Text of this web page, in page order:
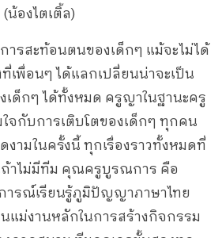
น้องไตเติ้ล)
รสะท้อนตนของเด็กๆ แม้จะไม่ได้
พื่อนๆ ได้แลกเปลี่ยนน่าจะเป็น
ด็กๆ ได้ทั้งหมด ครูญาในฐานะครู
จกับการเติบโตของเด็กๆ ทุกคน
ามในครั้งนี้ ทุกเรื่องราวทั้งหมดที่
ถ้าไม่มีทีม คุณครูบูรณการ คือ
รณ์เรียนรู้ภูมิปัญญาภาษาไทย
แม่งานหลักในการสร้างกิจกรรม